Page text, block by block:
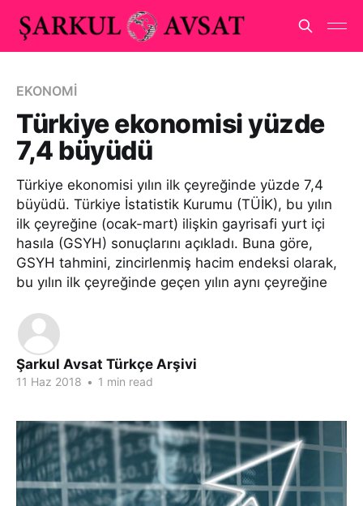
EKONOMİ
Türkiye ekonomisi yüzde
7,4 büyüdü
Türkiye ekonomisi yılın ilk çeyreğinde yüzde 7,4
büyüdü. Türkiye İstatistik Kurumu (TÜİK), bu yılın
ilk çeyreğine (ocak-mart) ilişkin gayrisafi yurt içi
hasıla (GSYH) sonuçlarını açıkladı. Buna göre,
GSYH tahmini, zincirlenmiş hacim endeksi olarak,
bu yılın ilk çeyreğinde geçen yılın aynı çeyreğine
Şarkul Avsat Türkçe Arşivi
11 Haz 2018 • 1 min read